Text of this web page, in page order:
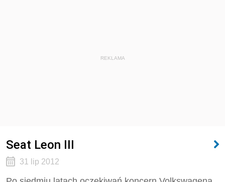
REKLAMA
Seat Leon III
31 lip 2012